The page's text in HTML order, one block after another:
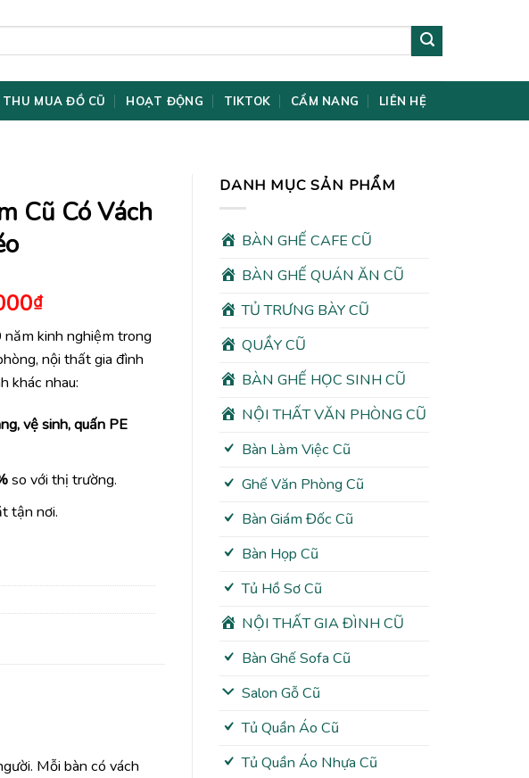
THU MUA ĐỒ CŨ HOẠT ĐỘNG TIKTOK CẨM NANG LIÊN HỆ
DANH MỤC SẢN PHẨM
BÀN GHẾ CAFE CŨ
BÀN GHẾ QUÁN ĂN CŨ
TỦ TRƯNG BÀY CŨ
QUẦY CŨ
BÀN GHẾ HỌC SINH CŨ
NỘI THẤT VĂN PHÒNG CŨ
Bàn Làm Việc Cũ
Ghế Văn Phòng Cũ
Bàn Giám Đốc Cũ
Bàn Họp Cũ
Tủ Hồ Sơ Cũ
NỘI THẤT GIA ĐÌNH CŨ
Bàn Ghế Sofa Cũ
Salon Gỗ Cũ
Tủ Quần Áo Cũ
Tủ Quần Áo Nhựa Cũ
Cũ Có Vách
₫Giá
hiện
tại
là:
1,980,000₫.
năm kinh nghiệm trong
nội thất gia đình
khác nhau:
vệ sinh, quấn PE
so với thị trường.
tận nơi.
Mỗi bàn có vách